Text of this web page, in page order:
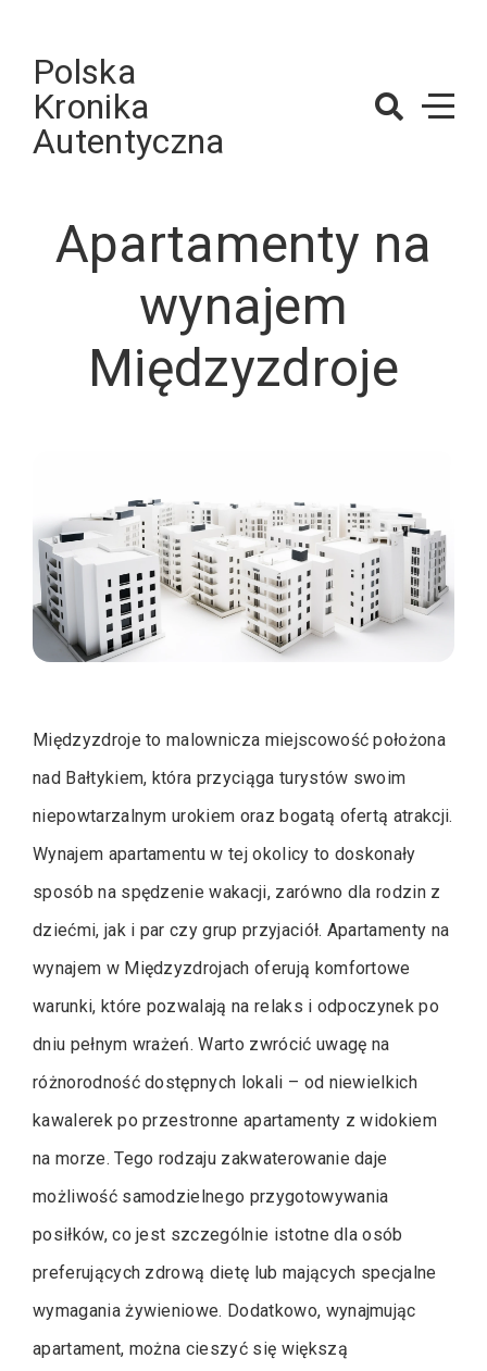
contentPolska
Kronika
Autentyczna
Apartamenty na
wynajem
Międzyzdroje
Międzyzdroje to malownicza miejscowość położona
nad Bałtykiem, która przyciąga turystów swoim
niepowtarzalnym urokiem oraz bogatą ofertą atrakcji.
Wynajem apartamentu w tej okolicy to doskonały
sposób na spędzenie wakacji, zarówno dla rodzin z
dziećmi, jak i par czy grup przyjaciół. Apartamenty na
wynajem w Międzyzdrojach oferują komfortowe
warunki, które pozwalają na relaks i odpoczynek po
dniu pełnym wrażeń. Warto zwrócić uwagę na
różnorodność dostępnych lokali – od niewielkich
kawalerek po przestronne apartamenty z widokiem
na morze. Tego rodzaju zakwaterowanie daje
możliwość samodzielnego przygotowywania
posiłków, co jest szczególnie istotne dla osób
preferujących zdrową dietę lub mających specjalne
wymagania żywieniowe. Dodatkowo, wynajmując
apartament, można cieszyć się większą